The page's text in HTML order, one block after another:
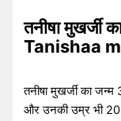
तनीषा मुखर्जी
Tanishaa
तनीषा मुखर्जी का जन्म
और उनकी उम्र भी